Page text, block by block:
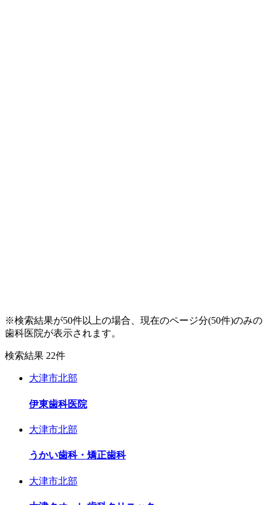
※検索結果が50件以上の場合、現在のページ分(50件)のみの
歯科医院が表示されます。
検索結果 22件
大津市北部
伊東歯科医院
大津市北部
うかい歯科・矯正歯科
大津市北部